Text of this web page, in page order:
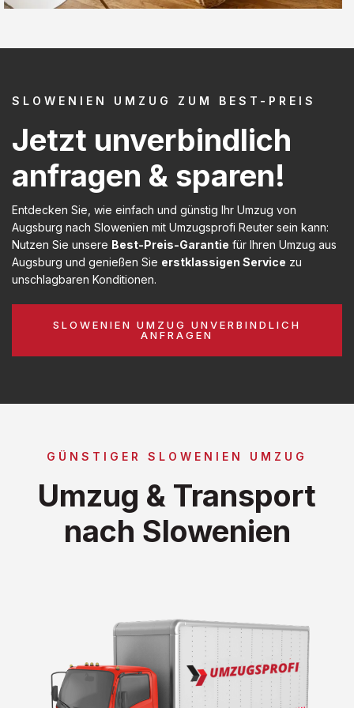
SLOWENIEN UMZUG ZUM BEST-PREIS
Jetzt unverbindlich
anfragen & sparen!
Entdecken Sie, wie einfach und günstig Ihr Umzug von
Augsburg nach Slowenien mit Umzugsprofi Reuter sein kann:
Nutzen Sie unsere Best-Preis-Garantie für Ihren Umzug aus
Augsburg und genießen Sie erstklassigen Service zu
unschlagbaren Konditionen.
SLOWENIEN UMZUG UNVERBINDLICH
ANFRAGEN
GÜNSTIGER SLOWENIEN UMZUG
Umzug & Transport
nach Slowenien